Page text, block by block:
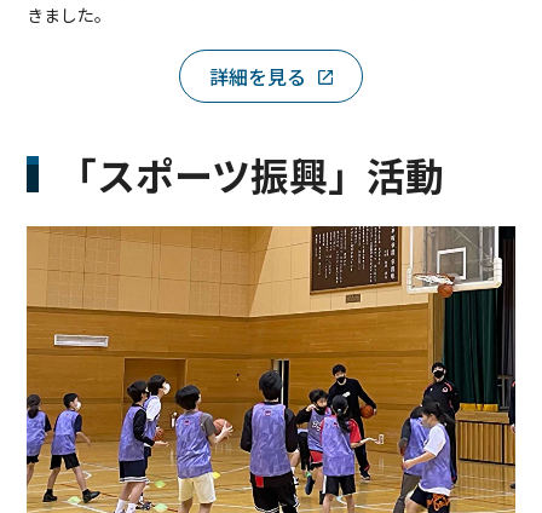
きました。
詳細を見る
「スポーツ振興」活動